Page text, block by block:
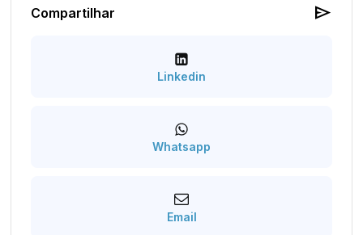
Compartilhar send
Linkedin
Whatsapp
Email